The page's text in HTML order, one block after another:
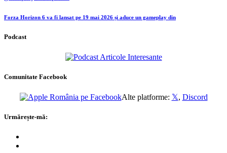
Forza Horizon 6 va fi lansat pe 19 mai 2026 și aduce un gameplay din
Podcast
Comunitate Facebook
Alte platforme: 𝕏, Discord
Urmărește-mă: